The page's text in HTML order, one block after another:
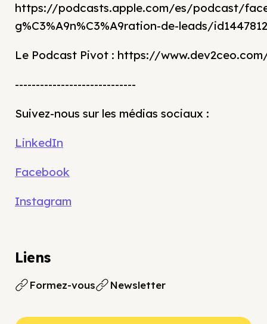
https://podcasts.apple.com/es/podcast/
g%C3%A9n%C3%A9ration-de-leads/
Le Podcast Pivot : https://
-----------------------------
Suivez-nous sur les médias sociaux :
LinkedIn
Facebook
Instagram
Liens
Formez-vous Newsletter